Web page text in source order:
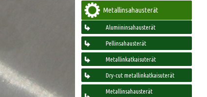
Metallinsahausterät
Alumiininsahausterät
Pellinsahausterät
Metallinkatkaisuterät
Dry-cut metallinkatkaisuterät
Metallinsahausterät